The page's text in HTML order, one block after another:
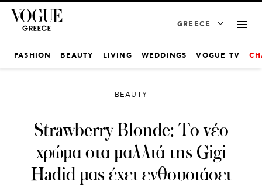
GREECE
FASHION BEAUTY LIVING WEDDINGS VOGUE TV
BEAUTY
Strawberry Blonde: Το νέο
χρώμα στα μαλλιά της Gigi
Hadid μας έχει ενθουσιάσει